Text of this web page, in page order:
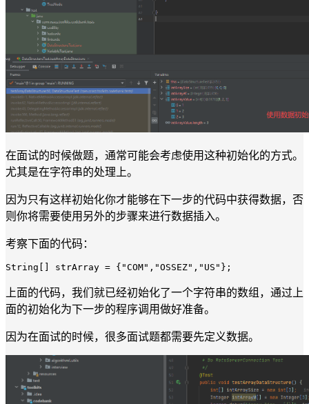
在面试的时候做题，通常可能会考虑使用这种初始化的方式。
尤其是在字符串的处理上。
因为只有这样初始化你才能够在下一步的代码中获得数据，否
则你将需要使用另外的步骤来进行数据插入。
考察下面的代码：
String [] strArray = { "COM" , "OSSEZ" , "US"
上面的代码，我们就已经初始化了一个字符串的数组，通过上
面的初始化为下一步的程序调用做好准备。
因为在面试的时候，很多面试题都需要先定义数据。